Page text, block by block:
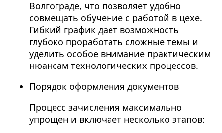
Волгограде, что позволяет удобно
совмещать обучение с работой в цехе.
Гибкий график дает возможность
глубоко проработать сложные темы и
уделить особое внимание практическим
нюансам технологических процессов.
Порядок оформления документов
Процесс зачисления максимально
упрощен и включает несколько этапов: